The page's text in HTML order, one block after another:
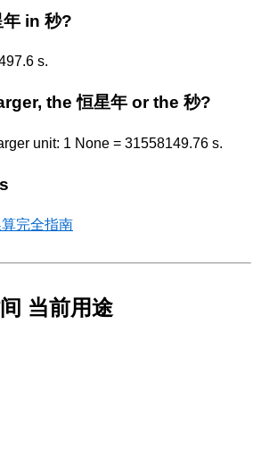
in 秒?
s.
the 恒星年 or the 秒?
unit: 1 None = 31558149.76 s.
完全指南
当前用途